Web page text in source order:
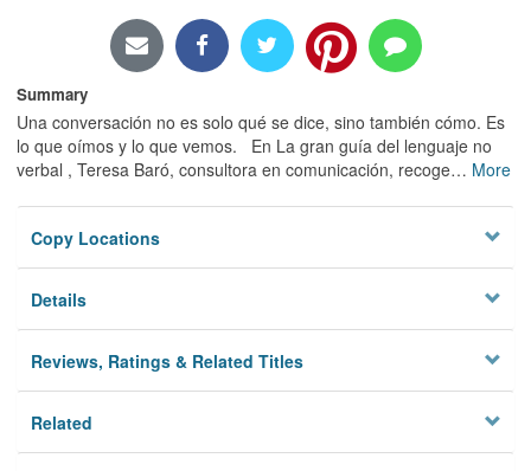
Locations/Hours (external
Privacy
Summary
Una conversación no es solo qué se dice, sino también cómo. Es
lo que oímos y lo que vemos. En La gran guía del lenguaje no
verbal , Teresa Baró, consultora en comunicación, recoge… More
Copy Locations
Details
Reviews, Ratings & Related Titles
Related